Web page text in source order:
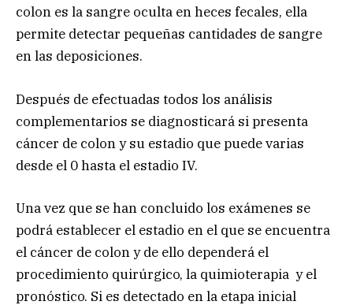
colon es la sangre oculta en heces fecales, ella
permite detectar pequeñas cantidades de sangre
en las deposiciones.
Después de efectuadas todos los análisis
complementarios se diagnosticará si presenta
cáncer de colon y su estadio que puede varias
desde el 0 hasta el estadio IV.
Una vez que se han concluido los exámenes se
podrá establecer el estadio en el que se encuentra
el cáncer de colon y de ello dependerá el
procedimiento quirúrgico, la quimioterapia y el
pronóstico. Si es detectado en la etapa inicial